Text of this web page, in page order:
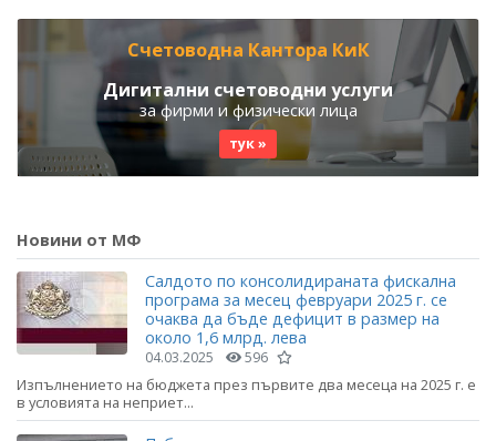
Счетоводна Кантора КиК
Дигитални счетоводни услуги
за фирми и физически лица
тук »
Новини от МФ
Салдото по консолидираната фискална
програма за месец февруари 2025 г. се
очаква да бъде дефицит в размер на
около 1,6 млрд. лева
04.03.2025 596
Изпълнението на бюджета през първите два месеца на 2025 г. е
в условията на неприет...